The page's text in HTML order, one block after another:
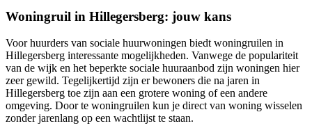
Woningruil in Hillegersberg: jouw kans
Voor huurders van sociale huurwoningen biedt woningruilen in
Hillegersberg interessante mogelijkheden. Vanwege de populariteit
van de wijk en het beperkte sociale huuraanbod zijn woningen hier
zeer gewild. Tegelijkertijd zijn er bewoners die na jaren in
Hillegersberg toe zijn aan een grotere woning of een andere
omgeving. Door te woningruilen kun je direct van woning wisselen
zonder jarenlang op een wachtlijst te staan.